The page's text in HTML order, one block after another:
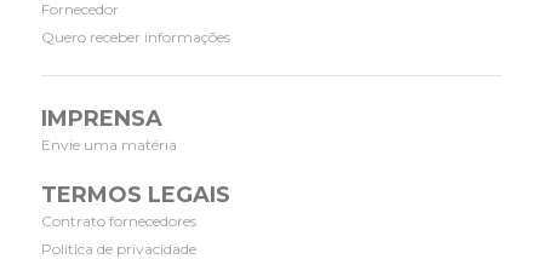
Fornecedor
Quero receber informações
IMPRENSA
Envie uma matéria
TERMOS LEGAIS
Contrato fornecedores
Política de privacidade